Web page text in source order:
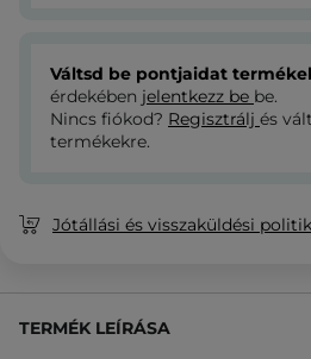
Váltsd be pontjaidat
érdekében jelentkezz be be.
Nincs fiókod? Regisztrálj és
termékekre.
Jótállási és visszaküldési
TERMÉK LEÍRÁSA